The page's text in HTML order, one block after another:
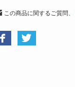
この商品に関するご質問、